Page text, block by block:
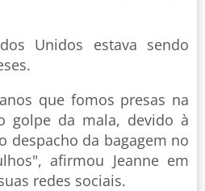
Unidos estava sendo
que fomos presas na
golpe da mala, devido à
despacho da bagagem no
afirmou Jeanne em
redes sociais.